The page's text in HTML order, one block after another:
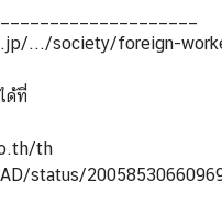
.../society/foreign-
ด้ที่
th
status/